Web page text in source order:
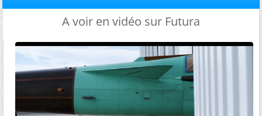
A voir en vidéo sur Futura